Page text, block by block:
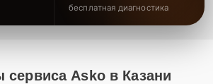
бесплатная диагностика
сервиса Asko в Казани